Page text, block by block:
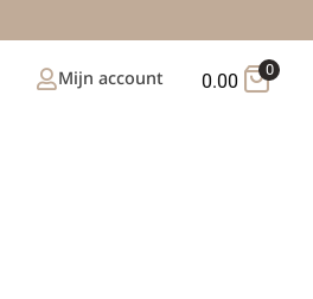
Mijn account 0.00
0